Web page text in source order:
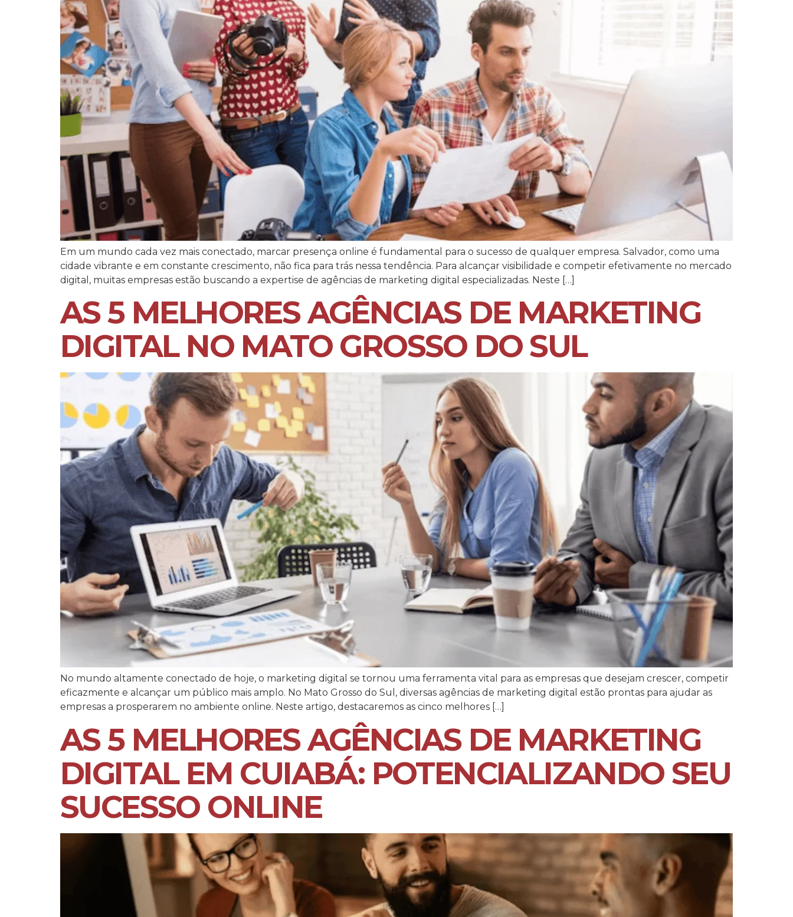
Em um mundo cada vez mais conectado, marcar presença online é fundamental para o sucesso de qualquer empresa. Salvador, como uma
cidade vibrante e em constante crescimento, não fica para trás nessa tendência. Para alcançar visibilidade e competir efetivamente no mercado
digital, muitas empresas estão buscando a expertise de agências de marketing digital especializadas. Neste […]
AS 5 MELHORES AGÊNCIAS DE MARKETING
DIGITAL NO MATO GROSSO DO SUL
No mundo altamente conectado de hoje, o marketing digital se tornou uma ferramenta vital para as empresas que desejam crescer, competir
eficazmente e alcançar um público mais amplo. No Mato Grosso do Sul, diversas agências de marketing digital estão prontas para ajudar as
empresas a prosperarem no ambiente online. Neste artigo, destacaremos as cinco melhores […]
AS 5 MELHORES AGÊNCIAS DE MARKETING
DIGITAL EM CUIABÁ: POTENCIALIZANDO SEU
SUCESSO ONLINE